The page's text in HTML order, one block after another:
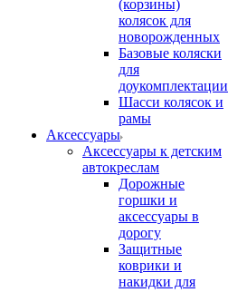
(корзины)
колясок для
новорожденных
Базовые коляски
для
доукомплектации
Шасси колясок и
рамы
Аксессуары
Аксессуары к детским
автокреслам
Дорожные
горшки и
аксессуары в
дорогу
Защитные
коврики и
накидки для